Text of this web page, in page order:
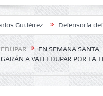
Defensoría defiende
EN SEMANA
A VALLEDUPAR POR LA